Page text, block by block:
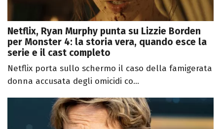
Netflix, Ryan Murphy punta su Lizzie Borden
per Monster 4: la storia vera, quando esce la
serie e il cast completo
Netflix porta sullo schermo il caso della famigerata
donna accusata degli omicidi co...